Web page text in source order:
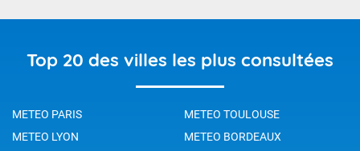
Top 20 des villes les plus consultées
METEO PARIS
METEO TOULOUSE
METEO LYON
METEO BORDEAUX